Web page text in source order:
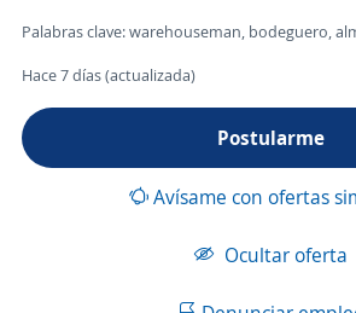
Palabras clave: warehouseman, bodeguero,
Hace 7 días (actualizada)
Postularme
Avísame con ofertas
Ocultar oferta